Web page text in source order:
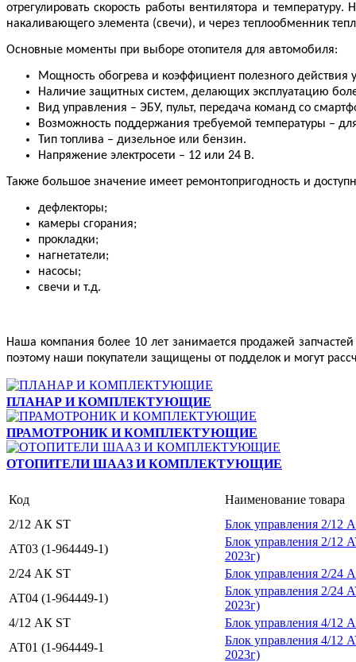
отрегулировать скорость работы вентилятора и
накаливающего элемента (свечи), и через теплообменник
Основные моменты при выборе отопителя для автомобиля:
Мощность обогрева и коэффициент полезного действия
Наличие защитных систем, делающих эксплуатацию
Вид управления – ЭБУ, пульт, передача команд со
Возможность поддержания требуемой температуры –
Тип топлива – дизельное или бензин.
Напряжение электросети – 12 или 24 В.
Также большое значение имеет ремонтопригодность и
дефлекторы;
камеры сгорания;
прокладки;
нагнетатели;
насосы;
свечи и т.д.
Наша компания более 10 лет занимается продажей
поэтому наши покупатели защищены от подделок и могут
ПЛАНАР И КОМПЛЕКТУЮЩИЕ
ПРАМОТРОНИК И КОМПЛЕКТУЮЩИЕ
ОТОПИТЕЛИ ШААЗ И КОМПЛЕКТУЮЩИЕ
Код
Наименование товара
2/12 АК ST
Блок управления 2/12
АТ03 (1-964449-1)
Блок управления 2/12
2023г)
2/24 АК ST
Блок управления 2/24
АТ04 (1-964449-1)
Блок управления 2/24
2023г)
4/12 АК ST
Блок управления 4/12
АТ01 (1-964449-1
Блок управления 4/12
2023г)